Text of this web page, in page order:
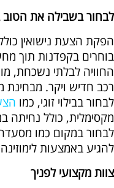
לבחור בשבילה את הטוב
הפקת הצעת נישואין
בוחרים בקפדנות תוך
החוויה לבלתי נשכחת,
רכב חדיש ויקר. מבחינת
לבחור בבילוי זוגי, כמו
מקסימלית, כולל נחיתה
לבחור במקום כמו מסעדה,
להגיע באמצעות
צוות מקצועי לפניך